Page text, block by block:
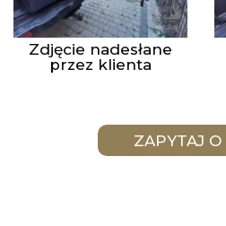
Zdjęcie nadesłane
przez klienta